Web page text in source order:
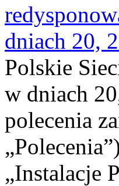
dniach 20,
Polskie
w dniach
polecenia
„Instalacje